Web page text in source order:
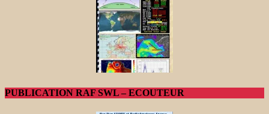
PUBLICATION RAF SWL – ECOUTEUR